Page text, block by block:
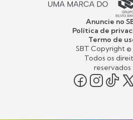
Anuncie no
Política de
Termo de
SBT Copyright ©
Todos os
reservados